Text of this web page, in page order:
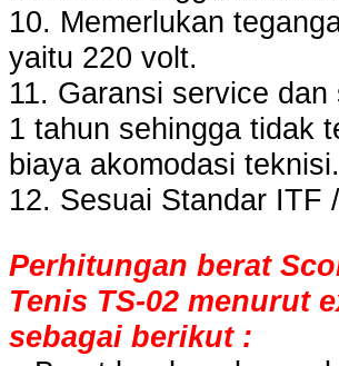
10. Memerlukan
yaitu 220 volt.
11. Garansi service dan
1 tahun sehingga tidak
biaya akomodasi teknisi.
12. Sesuai Standar ITF
Perhitungan berat
Tenis TS-02 menurut
sebagai berikut :